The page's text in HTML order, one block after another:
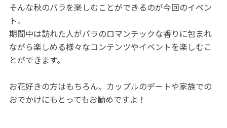
そんな秋のバラを楽しむことができるのが今回のイベン
ト。
期間中は訪れた人がバラのロマンチックな香りに包まれ
ながら楽しめる様々なコンテンツやイベントを楽しむこ
とができます。
お花好きの方はもちろん、カップルのデートや家族での
おでかけにもとってもお勧めですよ！